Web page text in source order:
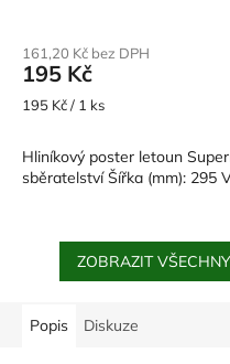
161,20 Kč bez DPH
195 Kč
Měrná
195 Kč / 1 ks
Hliníkový poster letoun
sběratelství Šířka (mm): 295
ZOBRAZIT
Popis Diskuze